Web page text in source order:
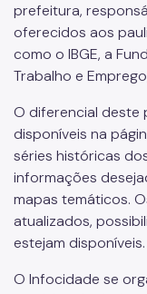
Ambiente
Limites Territoriais
Transportes
Uso e Ocupação
Meio Ambiente
Climatologia e
Fauna e Flora
prefeitura,
oferecidos aos
como o IBGE, a
Trabalho e
O diferencial deste
disponíveis na
séries históricas
informações
mapas temáticos.
atualizados,
estejam disponíveis.
O Infocidade se